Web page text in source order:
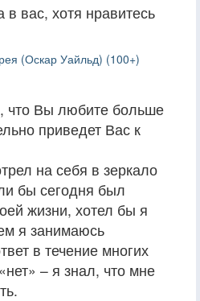
вас, хотя нравитесь
(Оскар Уайльд) (100+)
что Вы любите больше
приведет Вас к
на себя в зеркало
бы сегодня был
жизни, хотел бы я
я занимаюсь
в течение многих
– я знал, что мне